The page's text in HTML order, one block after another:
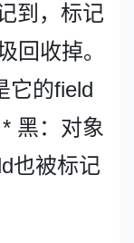
到，标记
回收掉。
它的field
黑：对象
也被标记